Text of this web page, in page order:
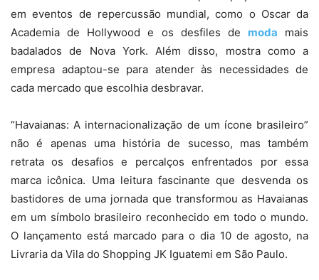
em eventos de repercussão mundial, como o Oscar da
Academia de Hollywood e os desfiles de moda mais
badalados de Nova York. Além disso, mostra como a
empresa adaptou-se para atender às necessidades de
cada mercado que escolhia desbravar.
“Havaianas: A internacionalização de um ícone brasileiro”
não é apenas uma história de sucesso, mas também
retrata os desafios e percalços enfrentados por essa
marca icônica. Uma leitura fascinante que desvenda os
bastidores de uma jornada que transformou as Havaianas
em um símbolo brasileiro reconhecido em todo o mundo.
O lançamento está marcado para o dia 10 de agosto, na
Livraria da Vila do Shopping JK Iguatemi em São Paulo.